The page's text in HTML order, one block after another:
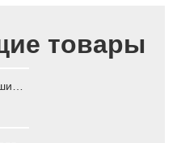
товары